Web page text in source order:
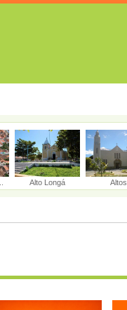
Alto Longá Altos